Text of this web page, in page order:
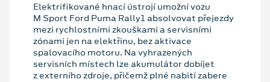
Elektrifikované hnací ústrojí umožní vozu
M Sport Ford Puma Rally1 absolvovat přejezdy
mezi rychlostními zkouškami a servisními
zónami jen na elektřinu, bez aktivace
spalovacího motoru. Na vyhrazených
servisních místech lze akumulátor dobíjet
z externího zdroje, přičemž plné nabití zabere